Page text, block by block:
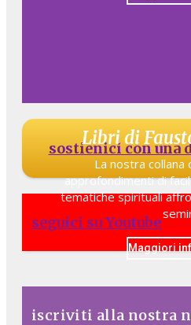
Libri di
La nostra
approfondimenti di
tematiche spirituali
Maggiori
sostienici con una
seguici su Youtube
iscriviti alla nostra